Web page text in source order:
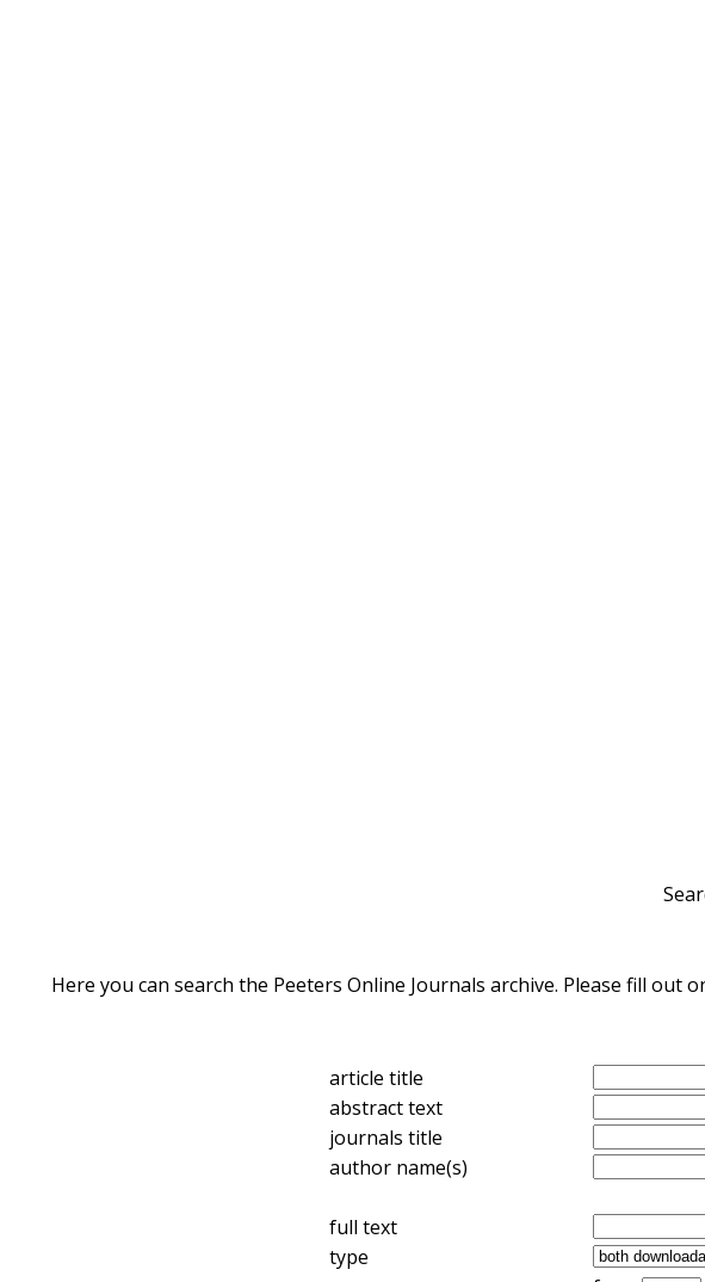
Here you can search the Peeters Online Journals archive. Please fill
article title
abstract text
journals title
author name(s)
full text
type